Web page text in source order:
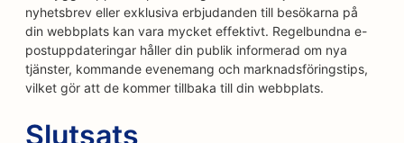
nyhetsbrev eller exklusiva erbjudanden till besökarna på
din webbplats kan vara mycket effektivt. Regelbundna e-
postuppdateringar håller din publik informerad om nya
tjänster, kommande evenemang och marknadsföringstips,
vilket gör att de kommer tillbaka till din webbplats.
Slutsats